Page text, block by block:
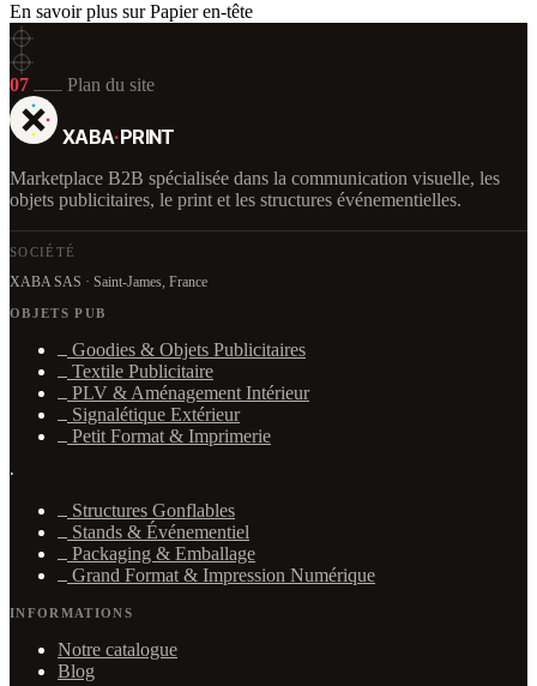
En savoir plus sur Papier en-tête
07 Plan du site
XABA·PRINT
Marketplace B2B spécialisée dans la communication visuelle, les
objets publicitaires, le print et les structures événementielles.
SOCIÉTÉ
XABA SAS · Saint-James, France
OBJETS PUB
Goodies & Objets Publicitaires
Textile Publicitaire
PLV & Aménagement Intérieur
Signalétique Extérieur
Petit Format & Imprimerie
·
Structures Gonflables
Stands & Événementiel
Packaging & Emballage
Grand Format & Impression Numérique
INFORMATIONS
Notre catalogue
Blog